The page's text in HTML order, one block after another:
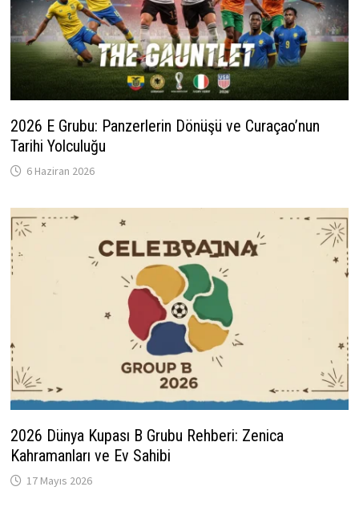
2026 E Grubu: Panzerlerin Dönüşü ve Curaçao’nun
Tarihi Yolculuğu
6 Haziran 2026
2026 Dünya Kupası B Grubu Rehberi: Zenica
Kahramanları ve Ev Sahibi
17 Mayıs 2026